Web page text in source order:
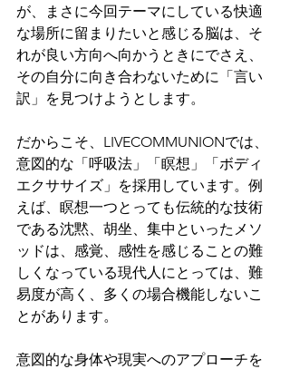
が、まさに今回テーマにしている快適
な場所に留まりたいと感じる脳は、そ
れが良い方向へ向かうときにでさえ、
その自分に向き合わないために「言い
訳」を見つけようとします。
だからこそ、LIVECOMMUNIONでは、
意図的な「呼吸法」「瞑想」「ボディ
エクササイズ」を採用しています。例
えば、瞑想一つとっても伝統的な技術
である沈黙、胡坐、集中といったメソ
ッドは、感覚、感性を感じることの難
しくなっている現代人にとっては、難
易度が高く、多くの場合機能しないこ
とがあります。
意図的な身体や現実へのアプローチを